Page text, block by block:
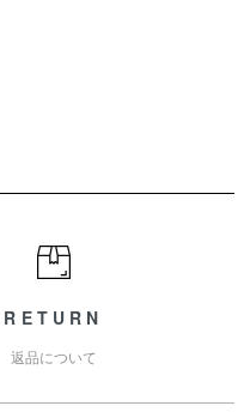
RETURN
返品について